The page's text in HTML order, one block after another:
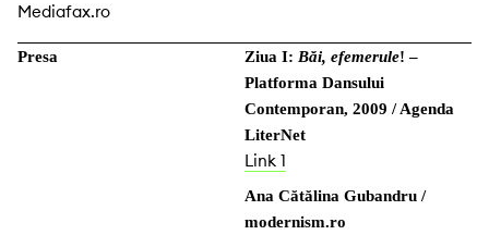
Mediafax.ro
Presa Ziua I: Băi, efemerule! –
Platforma Dansului
Contemporan, 2009 / Agenda
LiterNet
Link 1
Ana Cătălina Gubandru /
modernism.ro